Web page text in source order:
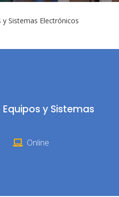
y Sistemas Electrónicos
Equipos y Sistemas
Online